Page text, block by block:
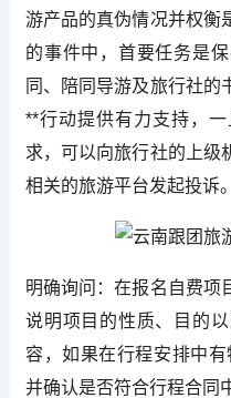
游产品的真伪情况并权衡
的事件中，首要任务是
同、陪同导游及旅行社的
**行动提供有力支持，
求，可以向旅行社的上
相关的旅游平台发起投诉。
明确询问：在报名自费项
说明项目的性质、目的
容，如果在行程安排中
并确认是否符合行程合同